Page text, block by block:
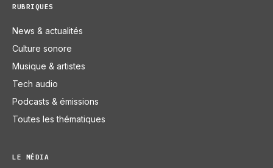
RUBRIQUES
News & actualités
Culture sonore
Musique & artistes
Tech audio
Podcasts & émissions
Toutes les thématiques
LE MÉDIA